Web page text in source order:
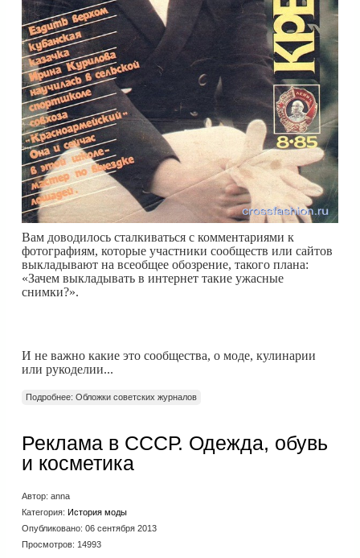
Вам доводилось сталкиваться с комментариями к
фотографиям, которые участники сообществ или сайтов
выкладывают на всеобщее обозрение, такого плана:
«Зачем выкладывать в интернет такие ужасные
снимки?».
И не важно какие это сообщества, о моде, кулинарии
или рукоделии...
Подробнее: Обложки советских журналов
Реклама в СССР. Одежда, обувь
и косметика
Автор: anna
Категория: История моды
Опубликовано: 06 сентября 2013
Просмотров: 14993